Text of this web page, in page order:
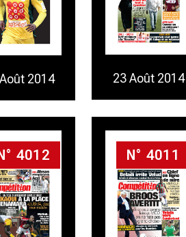
2014 23 Août 2014
4012 N° 4011